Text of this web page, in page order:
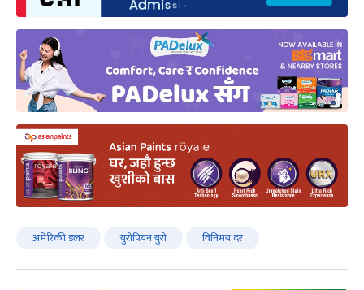
अमेरिकी डलर युरोपियन युरो विनिमय दर